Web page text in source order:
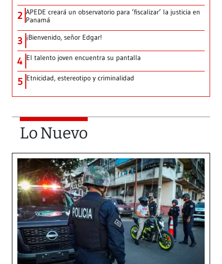
2 APEDE creará un observatorio para ‘fiscalizar’ la justicia en
Panamá
3 ¡Bienvenido, señor Edgar!
4 El talento joven encuentra su pantalla​
5 Etnicidad, estereotipo y criminalidad
Lo Nuevo